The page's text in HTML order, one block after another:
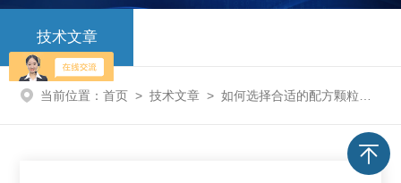
技术文章
当前位置： 首页 > 技术文章 > 如何选择合适的配方颗粒包装机提高生产效率？